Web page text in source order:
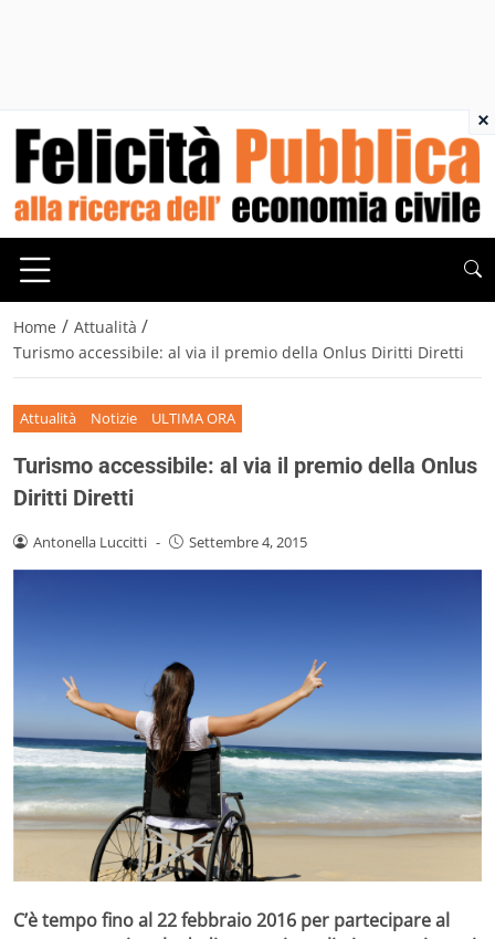
Home / Attualità /
Turismo accessibile: al via il premio della Onlus Diritti Diretti
Attualità Notizie ULTIMA ORA
Turismo accessibile: al via il premio della Onlus
Diritti Diretti
Antonella Luccitti - Settembre 4, 2015
C’è tempo fino al 22 febbraio 2016 per partecipare al
×